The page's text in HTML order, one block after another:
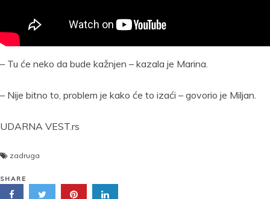
– Tu će neko da bude kažnjen – kazala je Marina.
– Nije bitno to, problem je kako će to izaći – govorio je Miljan.
UDARNA VEST.rs
zadruga
SHARE